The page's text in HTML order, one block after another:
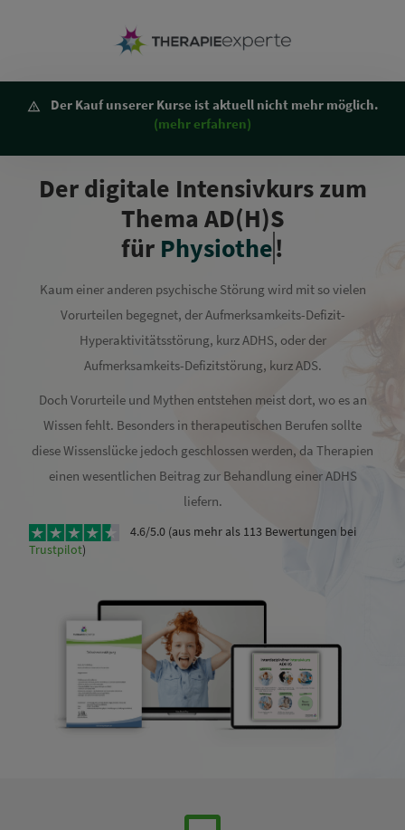
Der Kauf unserer Kurse ist aktuell nicht mehr möglich.
(mehr erfahren)
Der digitale Intensivkurs zum
Thema AD(H)S
fürPhysiotherapi
Kaum einer anderen psychische Störung wird mit so vielen
Vorurteilen begegnet, der Aufmerksamkeits-Defizit-
Hyperaktivitätsstörung, kurz ADHS, oder der
Aufmerksamkeits-Defizitstörung, kurz ADS.
Doch Vorurteile und Mythen entstehen meist dort, wo es an
Wissen fehlt. Besonders in therapeutischen Berufen sollte
diese Wissenslücke jedoch geschlossen werden, da Therapien
einen wesentlichen Beitrag zur Behandlung einer ADHS
liefern.
4.6/5.0 (aus mehr als 113 Bewertungen bei
Trustpilot)